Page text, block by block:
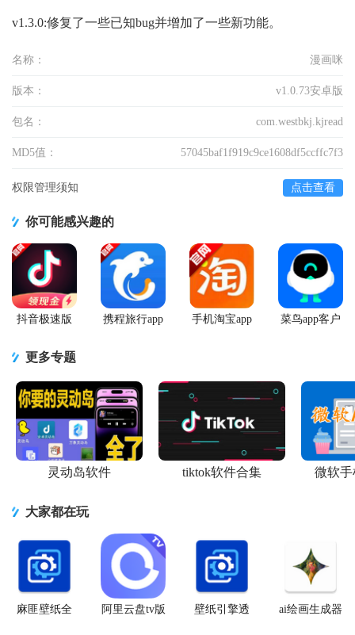
v1.3.0:修复了一些已知bug并增加了一些新功能。
名称： 漫画咪
版本： v1.0.73安卓版
包名： com.westbkj.kjread
MD5值： 57045baf1f919c9ce1608df5ccffc7f3
权限管理须知 点击查看
你可能感兴趣的
抖音极速版
携程旅行app
手机淘宝app
菜鸟app客户
更多专题
灵动岛软件 tiktok软件合集 微软手
大家都在玩
麻匪壁纸全
阿里云盘tv版
壁纸引擎透
ai绘画生成器